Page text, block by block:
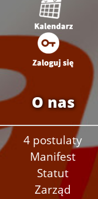
O nas
4 postulaty
Manifest
Statut
Zarząd